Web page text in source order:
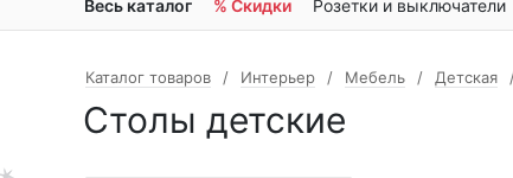
Весь каталог % Скидки Розетки и выключатели
Каталог товаров Интерьер Мебель Детская
Столы детские